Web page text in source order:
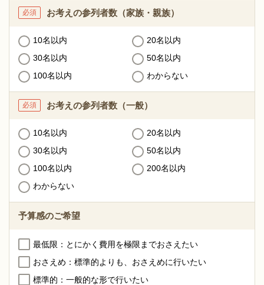
お考えの参列者数 （家族・親族）
必須
10名以内
20名以内
30名以内
50名以内
100名以内
わからない
お考えの参列者数 （一般）
必須
10名以内
20名以内
30名以内
50名以内
100名以内
200名以内
わからない
予算感のご希望
最低限：とにかく費用を極限までおさえたい
おさえめ：標準的よりも、おさえめに行いたい
標準的：一般的な形で行いたい